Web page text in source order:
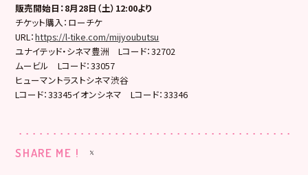
販売開始日：8月28日（土）12:00より
チケット購入：ローチケ
URL：https://l-tike.com/mijyoubutsu
ユナイテッド・シネマ豊洲 Lコード：32702
ムービル Lコード：33057
ヒューマントラストシネマ渋谷
Lコード：33345イオンシネマ Lコード：33346
SHARE ME !